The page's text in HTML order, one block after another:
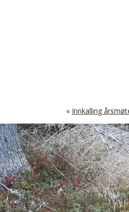
« Innkalling